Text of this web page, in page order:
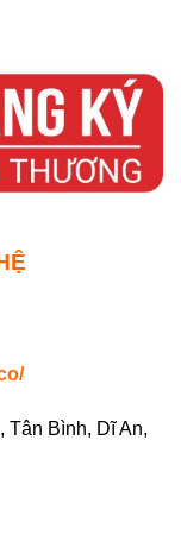
Bình, Dĩ An,